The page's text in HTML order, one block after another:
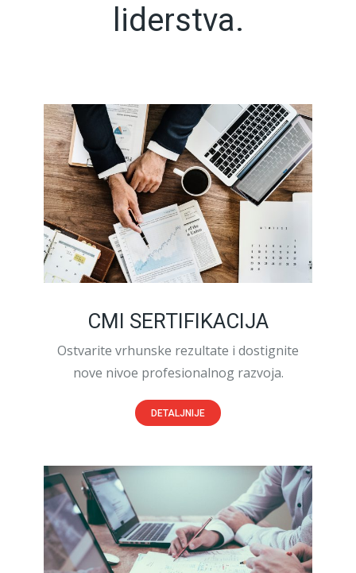
liderstva.
CMI SERTIFIKACIJA
Ostvarite vrhunske rezultate i dostignite
nove nivoe profesionalnog razvoja.
DETALJNIJE